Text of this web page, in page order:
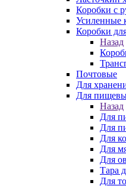
Коробки с
Усиленные
Коробки
Назад
Почтовые
Для
Для
Назад
Для
Для
Для
Для
Для
Тара
Для